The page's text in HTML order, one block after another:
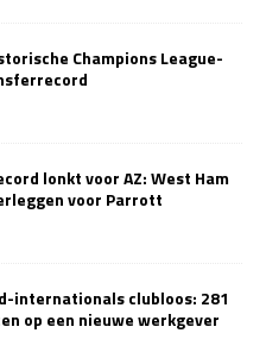
Champions League-
lonkt voor AZ: West Ham
voor Parrott
internationals clubloos: 281
op een nieuwe werkgever